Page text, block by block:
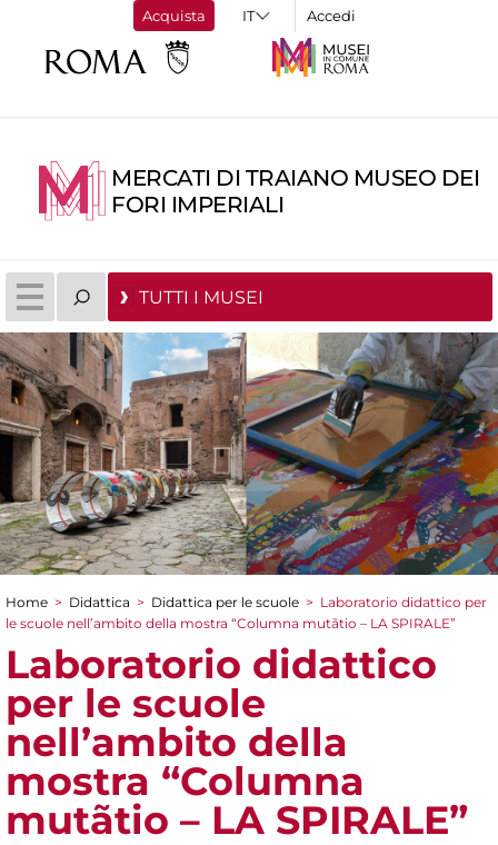
Acquista Accedi
MERCATI DI TRAIANO MUSEO DEI
FORI IMPERIALI
TUTTI I MUSEI
Tu sei qui
Home > Didattica > Didattica per le scuole > Laboratorio didattico per
le scuole nell’ambito della mostra “Columna mutãtio – LA SPIRALE”
Laboratorio didattico
per le scuole
nell’ambito della
mostra “Columna
mutãtio – LA SPIRALE”